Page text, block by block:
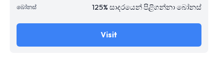
125% සාදරයෙන් පිළිගන්නා බෝනස්
Visit